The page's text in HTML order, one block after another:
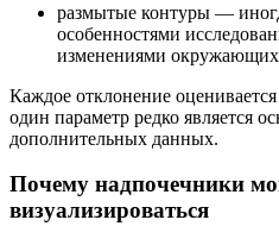
размытые контуры —
особенностями
изменениями окружающих
Каждое отклонение
один параметр редко является
дополнительных данных.
Почему надпочечники
визуализироваться